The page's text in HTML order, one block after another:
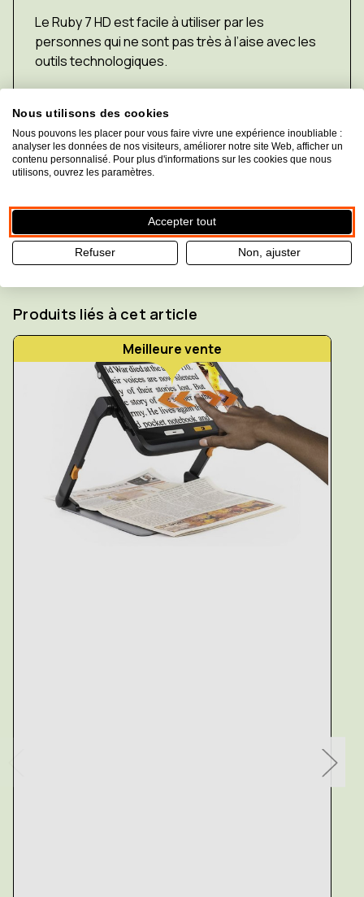
Le Ruby 7 HD est facile à utiliser par les
personnes qui ne sont pas très à l’aise avec les
outils technologiques.
Fermer la description
Caractéristiques techniques
Produits liés à cet article
Meilleure vente
Nous utilisons des cookies
Nous pouvons les placer pour vous faire vivre une expérience inoubliable :
analyser les données de nos visiteurs, améliorer notre site Web, afficher un
contenu personnalisé. Pour plus d'informations sur les cookies que nous
utilisons, ouvrez les paramètres.
Accepter tout
Refuser Non, ajuster